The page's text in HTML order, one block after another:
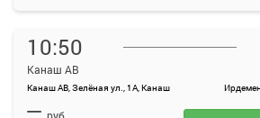
10:50
Канаш АВ
Канаш АВ, Зелёная ул., 1А, Канаш
—